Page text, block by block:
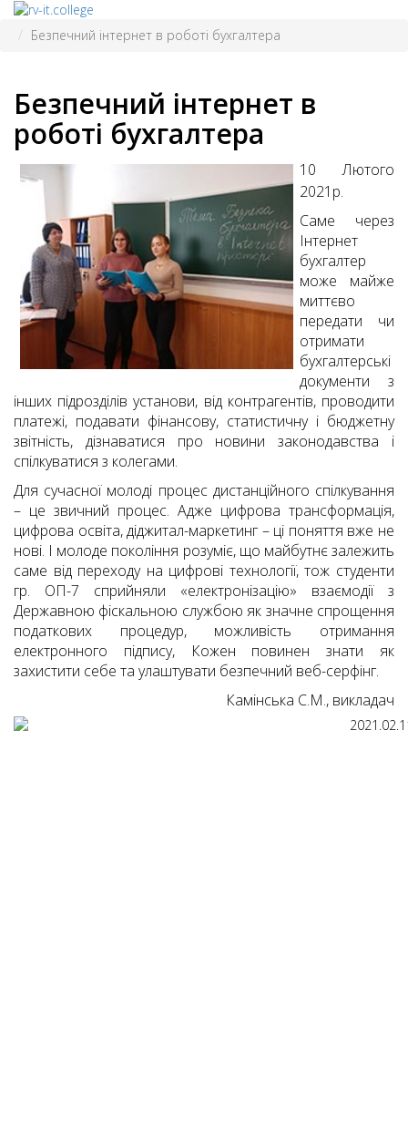
Безпечний інтернет в роботі бухгалтера
Безпечний інтернет в
роботі бухгалтера
10 Лютого
2021р.
Саме через
Інтернет
бухгалтер
може майже
миттєво
передати чи
отримати
бухгалтерські
документи з
інших підрозділів установи, від контрагентів, проводити
платежі, подавати фінансову, статистичну і бюджетну
звітність, дізнаватися про новини законодавства і
спілкуватися з колегами.
Для сучасної молоді процес дистанційного спілкування
– це звичний процес. Адже цифрова трансформація,
цифрова освіта, діджитал-маркетинг – ці поняття вже не
нові. І молоде покоління розуміє, що майбутнє залежить
саме від переходу на цифрові технології, тож студенти
гр. ОП-7 сприйняли «електронізацію» взаємодії з
Державною фіскальною службою як значне спрощення
податкових процедур, можливість отримання
електронного підпису, Кожен повинен знати як
захистити себе та улаштувати безпечний веб-серфінг.
Камінська С.М., викладач